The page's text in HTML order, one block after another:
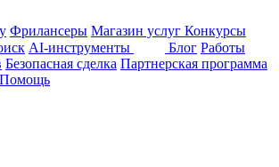
Фрилансеры Магазин услуг Конкурсы
AI-инструменты Блог Работы
Безопасная сделка Партнерская программа
Помощь